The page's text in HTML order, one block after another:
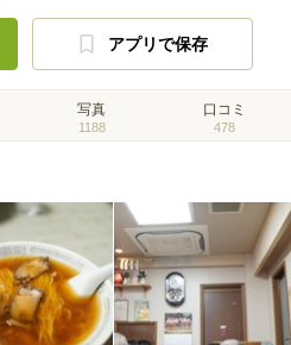
アプリで保存
写真
1188
口コミ
478